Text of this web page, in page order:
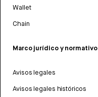
Wallet
Chain
Marco jurídico y normativo
Avisos legales
Avisos legales históricos